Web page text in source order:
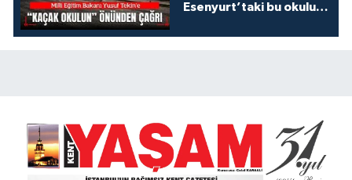
Esenyurt’taki bu okulu